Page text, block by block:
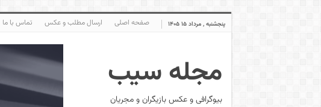
پنجشنبه , مرداد ۱۵ ۱۴۰۵ صفحه اصلی ارسال مطلب و عکس تماس با ما
مجله سیب
بیوگرافی و عکس بازیگران و مجریان